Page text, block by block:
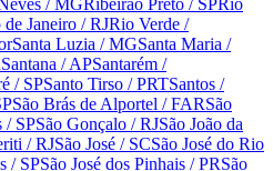
/ MGRibeirão Preto / SPRio
de Janeiro / RJRio Verde /
Santa Luzia / MGSanta Maria /
Santana / APSantarém /
/ SPSanto Tirso / PRTSantos /
São Brás de Alportel / FARSão
/ SPSão Gonçalo / RJSão João da
/ RJSão José / SCSão José do Rio
/ SPSão José dos Pinhais / PRSão